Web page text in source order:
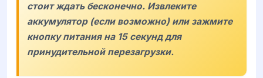
стоит ждать бесконечно. Извлеките
аккумулятор (если возможно) или зажмите
кнопку питания на 15 секунд для
принудительной перезагрузки.